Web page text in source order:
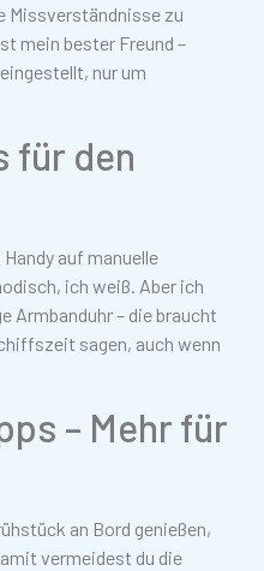
Missverständnisse zu
mein bester Freund –
nur um
für den
auf manuelle
ich weiß. Aber ich
Armbanduhr – die braucht
sagen, auch wenn
– Mehr für
an Bord genießen,
vermeidest du die